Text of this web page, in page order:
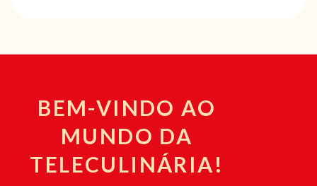
BEM-VINDO AO
MUNDO DA
TELECULINÁRIA!